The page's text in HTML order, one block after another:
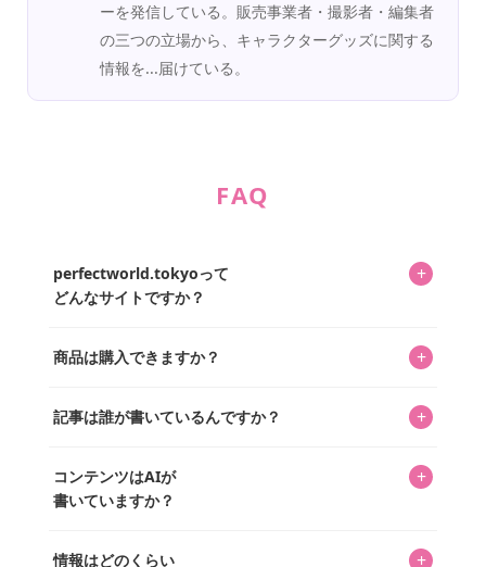
ーを発信している。販売事業者・撮影者・編集者
の三つの立場から、キャラクターグッズに関する
情報を...届けている。
FAQ
perfectworld.tokyoって
どんなサイトですか？
+
ってもらうニュースサイトです。運営はキャラグッズコレ
を中心に行われており、私たちは実際に40,000種のキャラグ
商品は購入できますか？ +
「perfectworld.shop」で、ほとんど全てのアイテムを購
があり、そこからジャンプできます。
記事は誰が書いているんですか？ +
ています。記事内の99%を超えるほぼすべての写真も、1枚
ずつ心を込めて自分たちで撮影したものです。さらに、10
ッズを収集し、月に1,000点の新商品を選定・購入する編集
コンテンツはAIが
書いていますか？
+
情報はどのくらい +